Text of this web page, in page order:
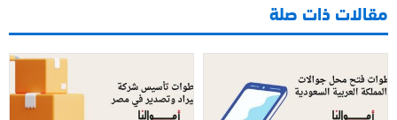
مقالات ذات صلة